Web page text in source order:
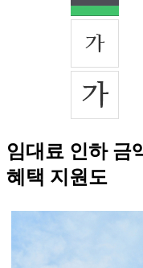
임대료 인하 금
혜택 지원도